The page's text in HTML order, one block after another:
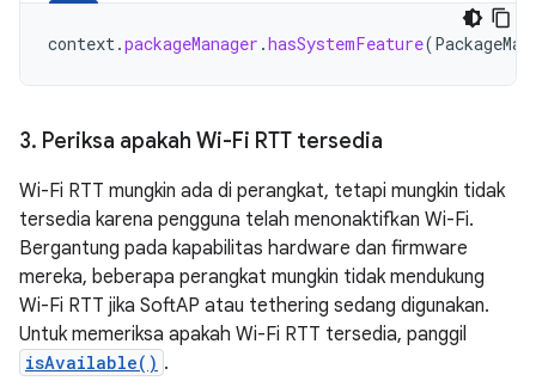
context.packageManager .hasSystemFeature(
3. Periksa apakah Wi-Fi RTT tersedia
Wi-Fi RTT mungkin ada di perangkat, tetapi mungkin tidak
tersedia karena pengguna telah menonaktifkan Wi-Fi.
Bergantung pada kapabilitas hardware dan firmware
mereka, beberapa perangkat mungkin tidak mendukung
Wi-Fi RTT jika SoftAP atau tethering sedang digunakan.
Untuk memeriksa apakah Wi-Fi RTT tersedia, panggil
isAvailable() .